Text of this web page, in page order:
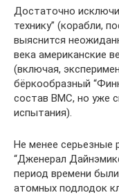
Достаточно
технику” (корабли,
выяснится
века американские
(включая,
бёркообразный
состав ВМС, но уже
испытания).
Не менее серьезные
“Дженерал
период времени
атомных подлодок